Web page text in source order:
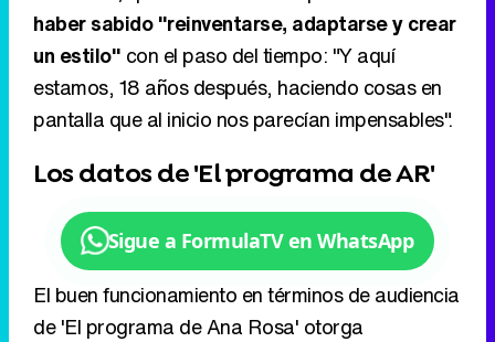
haber sabido "reinventarse, adaptarse y crear
un estilo" con el paso del tiempo: "Y aquí
estamos, 18 años después, haciendo cosas en
pantalla que al inicio nos parecían impensables".
Los datos de 'El programa de AR'
Sigue a FormulaTV en WhatsApp
El buen funcionamiento en términos de audiencia
de 'El programa de Ana Rosa' otorga